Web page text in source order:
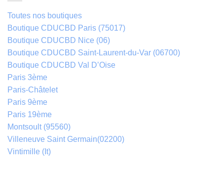
Toutes nos boutiques
Boutique CDUCBD Paris (75017)
Boutique CDUCBD Nice (06)
Boutique CDUCBD Saint-Laurent-du-Var (06700)
Boutique CDUCBD Val D’Oise
Paris 3ème
Paris-Châtelet
Paris 9ème
Paris 19ème
Montsoult (95560)
Villeneuve Saint Germain(02200)
Vintimille (It)